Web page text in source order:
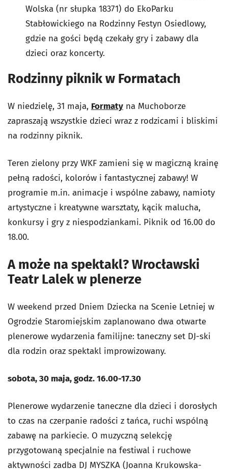
Wolska (nr słupka 18371) do EkoParku
Stabłowickiego na Rodzinny Festyn Osiedlowy,
gdzie na gości będą czekały gry i zabawy dla
dzieci oraz koncerty.
Rodzinny piknik w Formatach
W niedzielę, 31 maja, Formaty na Muchoborze
zapraszają wszystkie dzieci wraz z rodzicami i bliskimi
na rodzinny piknik.
Teren zielony przy WKF zamieni się w magiczną krainę
pełną radości, kolorów i fantastycznej zabawy! W
programie m.in. animacje i wspólne zabawy, namioty
artystyczne i kreatywne warsztaty, kącik malucha,
konkursy i gry z niespodziankami. Piknik od 16.00 do
18.00.
A może na spektakl? Wrocławski
Teatr Lalek w plenerze
W weekend przed Dniem Dziecka na Scenie Letniej w
Ogrodzie Staromiejskim zaplanowano dwa otwarte
plenerowe wydarzenia familijne: taneczny set DJ-ski
dla rodzin oraz spektakl improwizowany.
sobota, 30 maja, godz. 16.00-17.30
Plenerowe wydarzenie taneczne dla dzieci i dorosłych
to czas na czerpanie radości z tańca, ruchi wspólną
zabawę na parkiecie. O muzyczną selekcję
przygotowaną specjalnie na festiwal i ruchowe
aktywności zadba DJ MYSZKA (Joanna Krukowska-